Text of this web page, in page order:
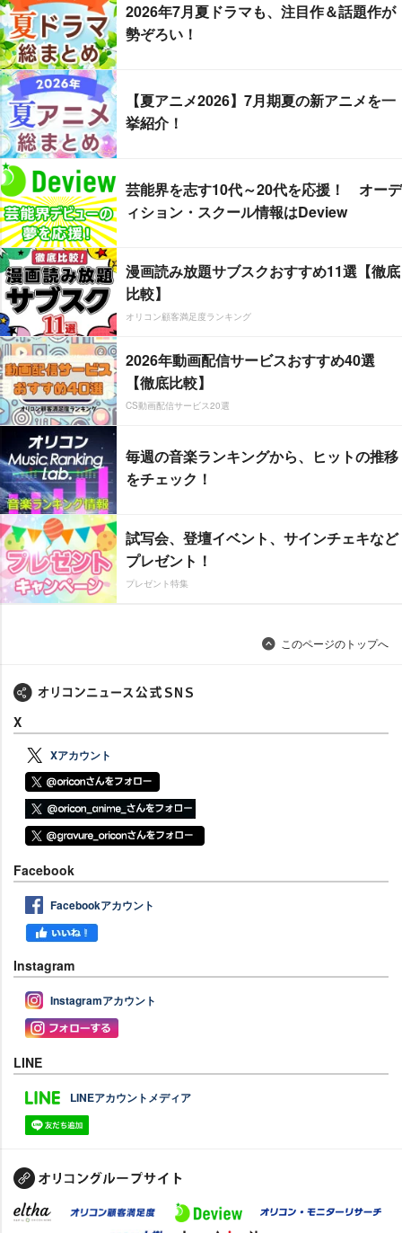
2026年7月夏ドラマも、注目作＆話題作が
勢ぞろい！
【夏アニメ2026】7月期夏の新アニメを一
挙紹介！
芸能界を志す10代～20代を応援！ オーデ
ィション・スクール情報はDeview
漫画読み放題サブスクおすすめ11選【徹底
比較】
オリコン顧客満足度ランキング
2026年動画配信サービスおすすめ40選
【徹底比較】
CS動画配信サービス20選
毎週の音楽ランキングから、ヒットの推移
をチェック！
試写会、登壇イベント、サインチェキなど
プレゼント！
プレゼント特集
このページのトップへ
X
Xアカウント
Facebook
Facebookアカウント
Instagram
Instagramアカウント
LINE
LINEアカウントメディア